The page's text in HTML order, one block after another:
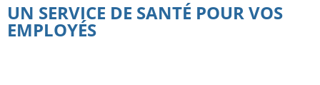
UN SERVICE DE SANTÉ POUR VOS
EMPLOYÉS